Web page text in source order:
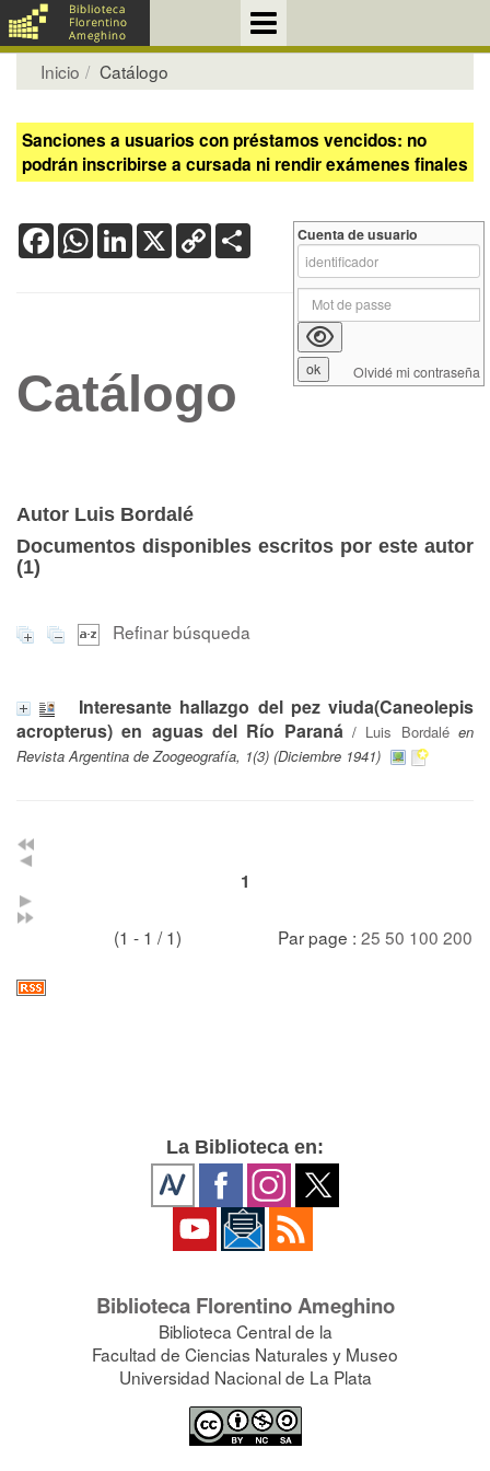
Inicio Catálogo
Sanciones a usuarios con préstamos vencidos: no
podrán inscribirse a cursada ni rendir exámenes finales
FacebookWhatsApp
LinkedIn
X Copy
Link
Catálogo
Autor Luis Bordalé
Documentos disponibles escritos por este autor
(1)
Refinar búsqueda
Interesante hallazgo del pez viuda(Caneolepis
acropterus) en aguas del Río Paraná/ Luis Bordalé en
Revista Argentina de Zoogeografía, 1(3) (Diciembre 1941)
1
(1 - 1 / 1) Par page : 25 50 100 200
Cuenta de usuario
Olvidé mi contraseña
La Biblioteca en:
Biblioteca Florentino Ameghino
Biblioteca Central de la
Facultad de Ciencias Naturales y Museo
Universidad Nacional de La Plata